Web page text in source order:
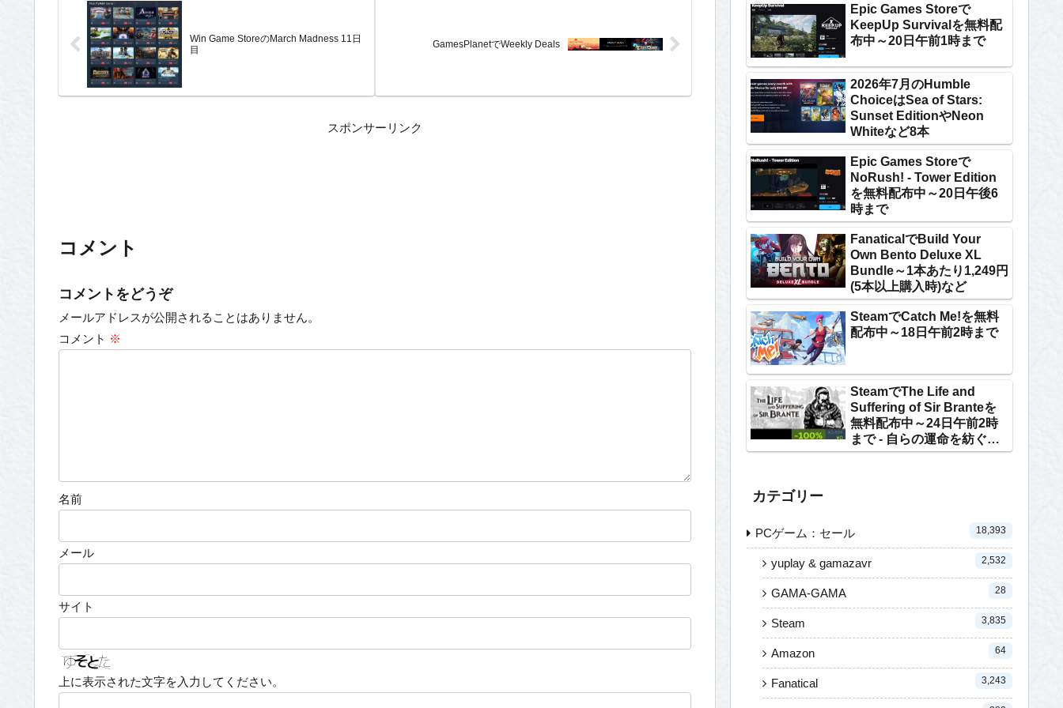
Win Game StoreのMarch Madness 11日
目
GamesPlanetでWeekly Deals
スポンサーリンク
コメント
コメントをどうぞ
メールアドレスが公開されることはありません。
コメント ※
名前
メール
サイト
上に表示された文字を入力してください。
Epic Games Storeで
KeepUp Survivalを無料配
布中～20日午前1時まで
2026年7月のHumble
ChoiceはSea of Stars:
Sunset EditionやNeon
Whiteなど8本
Epic Games Storeで
NoRush! - Tower Edition
を無料配布中～20日午後6
時まで
FanaticalでBuild Your
Own Bento Deluxe XL
Bundle～1本あたり1,249円
(5本以上購入時)など
SteamでCatch Me!を無料
配布中～18日午前2時まで
SteamでThe Life and
Suffering of Sir Branteを
無料配布中～24日午前2時
まで - 自らの運命を紡ぐテ
キストRPG
カテゴリー
PCゲーム：セール 18,393
yuplay & gamazavr 2,532
GAMA-GAMA 28
Steam 3,835
Amazon 64
Fanatical 3,243